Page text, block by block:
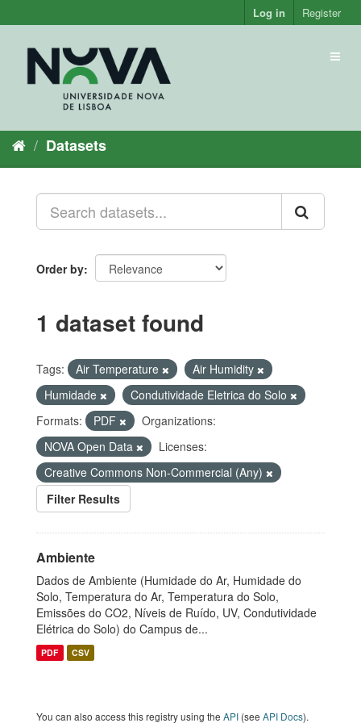
to
Log in Register
Datasets
Order by
1 dataset found
Tags: Air Temperature
Air Humidity
Humidade
Condutividade Eletrica do Solo
Formats:
PDF
Organizations:
NOVA Open Data
Licenses:
Creative Commons Non-Commercial (Any)
Filter Results
Ambiente
Dados de Ambiente (Humidade do Ar, Humidade do
Solo, Temperatura do Ar, Temperatura do Solo,
Emissões do CO2, Níveis de Ruído, UV, Condutividade
Elétrica do Solo) do Campus de...
PDF CSV
You can also access this registry using the API (see API Docs).